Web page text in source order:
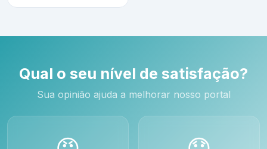
Qual o seu nível de satisfação?
Sua opinião ajuda a melhorar nosso portal